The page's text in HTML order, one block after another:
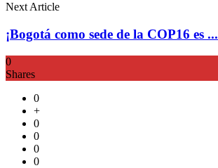
Next Article
¡Bogotá como sede de la COP16 es ...
0
Shares
0
+
0
0
0
0